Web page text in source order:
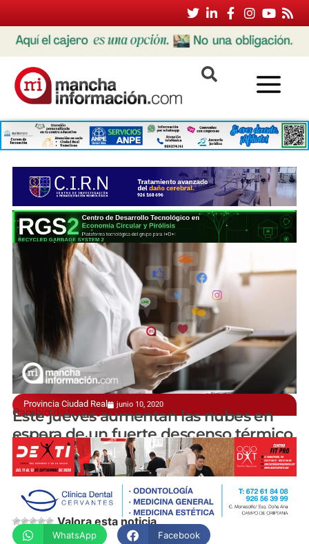
Provincia Ciudad Real junio 10, 2020
Cambio de tiempo
Este jueves aumentan las nubes en
espera de un fuerte descenso térmico
Pedro Navarrete
Valora esta noticia
WhatsApp Facebook